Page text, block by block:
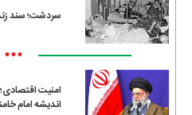
سردشت؛ سند
•••
امنیت
اندیشه امام